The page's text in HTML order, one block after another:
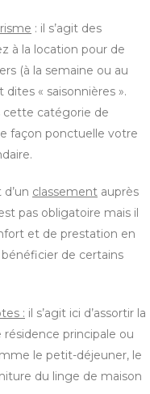
: il s’agit des
à la location pour de
(à la semaine ou au
« saisonnières ».
cette catégorie de
façon ponctuelle votre
classement auprès
pas obligatoire mais il
et de prestation en
de certains
: il s’agit ici d’assortir la
résidence principale ou
le petit-déjeuner, le
du linge de maison